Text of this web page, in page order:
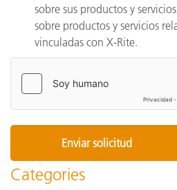
sobre sus productos y
sobre productos y servicios
vinculadas con X-Rite.
Categories